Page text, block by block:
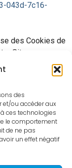
des
et/ou accéder aux
ces technologies
le comportement
de ne pas
un effet négatif
043d-7c16-
des Cookies de
Site,
consulter le site
Bureau
de refuser ou
pour
publicités